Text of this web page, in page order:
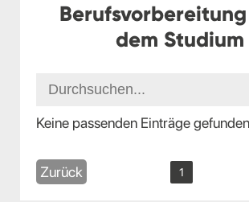
dem Studium
Keine passenden Einträge
Zurück 1